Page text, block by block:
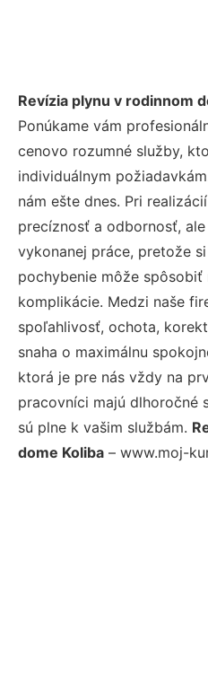
Revízia plynu v rodinnom
Ponúkame vám
cenovo rozumné služby,
individuálnym
nám ešte dnes. Pri
precíznosť a odbornosť,
vykonanej práce, pretože
pochybenie môže
komplikácie. Medzi naše
spoľahlivosť, ochota,
snaha o maximálnu
ktorá je pre nás vždy na
pracovníci majú dlhoročné
sú plne k vašim službám.
dome Koliba – www.moj-